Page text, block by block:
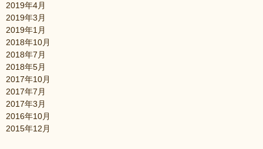
2019年4月
2019年3月
2019年1月
2018年10月
2018年7月
2018年5月
2017年10月
2017年7月
2017年3月
2016年10月
2015年12月